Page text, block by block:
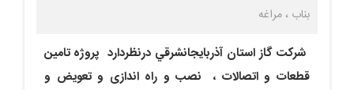
بناب ، مراغه
شركت گاز استان آذربايجان­شرقي درنظردارد پروژه تامین
قطعات و اتصالات ، نصب و راه اندازی و تعویض و